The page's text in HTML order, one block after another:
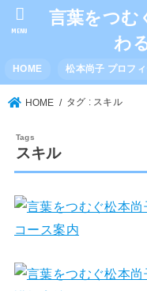
言葉をつむ
わ
HOME 松本尚子 プロフ
MENU
HOME タグ : スキル
スキル